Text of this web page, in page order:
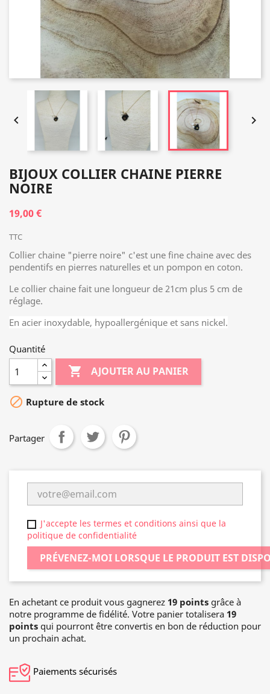
 
BIJOUX COLLIER CHAINE PIERRE
NOIRE
19,00 €
TTC
Collier chaine "pierre noire" c'est une fine chaine avec des
pendentifs en pierres naturelles et un pompon en coton.
Le collier chaine fait une longueur de 21cm plus 5 cm de
réglage.
En acier inoxydable, hypoallergénique et sans nickel.
Quantité
 AJOUTER AU PANIER
 Rupture de stock
Partager
J'accepte les termes et conditions ainsi que la
politique de confidentialité
PRÉVENEZ-MOI LORSQUE LE PRODUIT EST
En achetant ce produit vous gagnerez 19 points grâce à
notre programme de fidélité. Votre panier totalisera 19
points qui pourront être convertis en bon de réduction pour
un prochain achat.
Paiements sécurisés